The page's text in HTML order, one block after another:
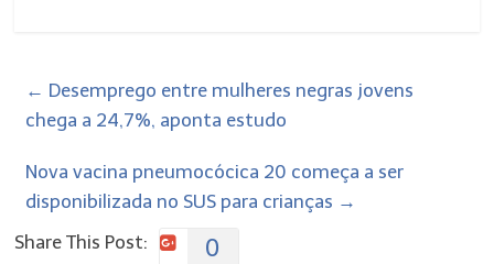
← Desemprego entre mulheres negras jovens
chega a 24,7%, aponta estudo
Nova vacina pneumocócica 20 começa a ser
disponibilizada no SUS para crianças →
Share This Post:
0